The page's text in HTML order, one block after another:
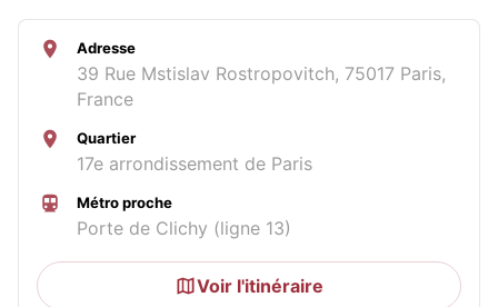
Adresse
39 Rue Mstislav Rostropovitch, 75017 Paris,
France
Quartier
17e arrondissement de Paris
Métro proche
Porte de Clichy (ligne 13)
Voir l'itinéraire